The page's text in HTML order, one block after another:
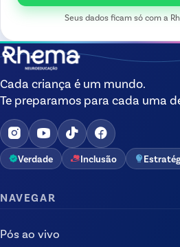
Seus dados ficam só com a
Cada criança é um mundo.
Te preparamos para cada uma
Verdade Inclusão
NAVEGAR
Pós ao vivo